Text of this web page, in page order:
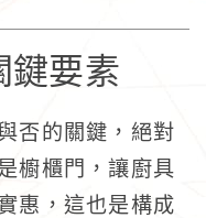
鍵要素
否的關鍵，絕對
櫥櫃門，讓廚具
惠，這也是構成